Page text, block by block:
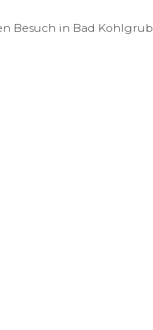
Besuch in Bad Kohlgrub.